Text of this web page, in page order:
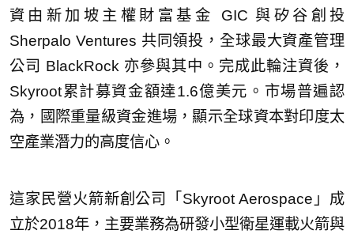
資由新加坡主權財富基金 GIC 與矽谷創投
Sherpalo Ventures 共同領投，全球最大資產管理
公司 BlackRock 亦參與其中。完成此輪注資後，
Skyroot累計募資金額達1.6億美元。市場普遍認
為，國際重量級資金進場，顯示全球資本對印度太
空產業潛力的高度信心。
這家民營火箭新創公司「Skyroot Aerospace」成
立於2018年，主要業務為研發小型衛星運載火箭與